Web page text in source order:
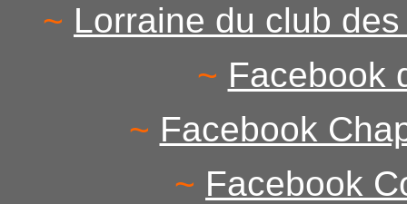
~ Lorraine du club
~ Facebook
~ Facebook
~ Facebook